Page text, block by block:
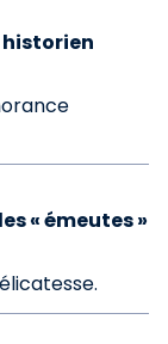
historien
« émeutes »